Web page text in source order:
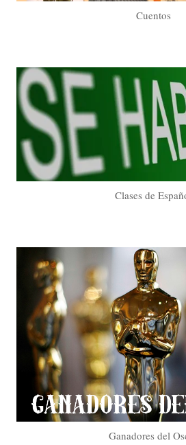
Cuentos
Clases de
Ganadores del